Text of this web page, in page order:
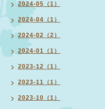
2024-05（1）
2024-04（1）
2024-02（2）
2024-01（1）
2023-12（1）
2023-11（1）
2023-10（1）